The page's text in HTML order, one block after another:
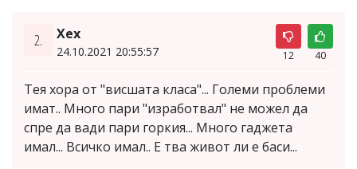
2. Хех
24.10.2021 20:55:57 12 40
Тея хора от "висшата класа"... Големи проблеми
имат.. Много пари "изработвал" не можел да
спре да вади пари горкия... Много гаджета
имал... Всичко имал.. Е тва живот ли е баси...